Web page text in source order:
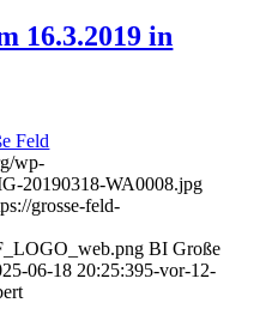
16.3.2019 in
Feld
wp-
20190318-WA0008.jpg
grosse-feld-
BI Große
06-18 20:25:395-vor-12-